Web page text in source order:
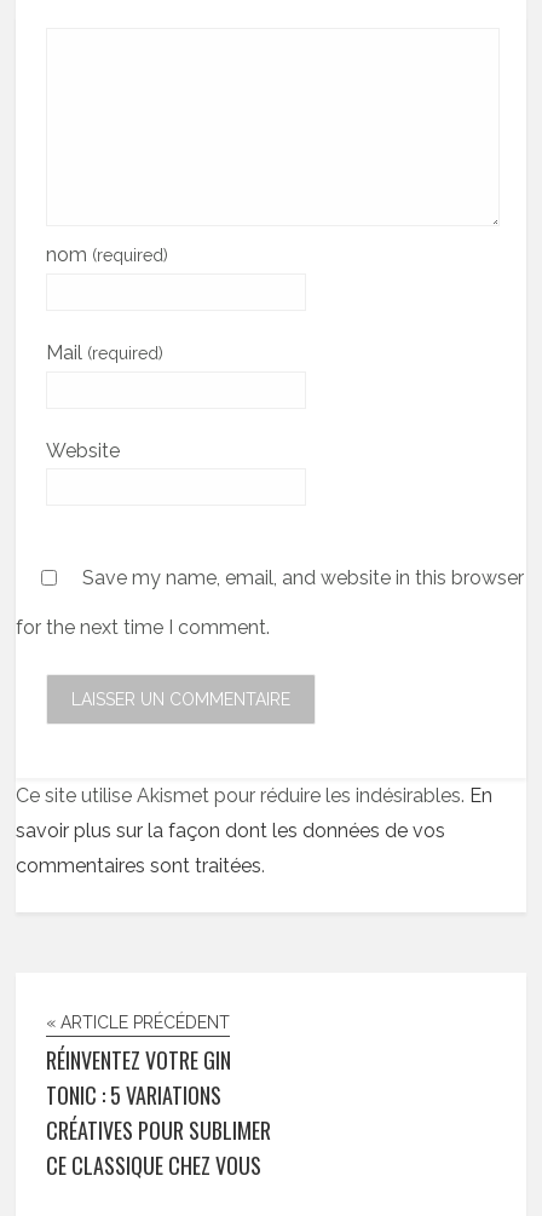
nom (required)
Mail (required)
Website
Save my name, email, and website in this browser
for the next time I comment.
Ce site utilise Akismet pour réduire les indésirables. En
savoir plus sur la façon dont les données de vos
commentaires sont traitées.
« ARTICLE PRÉCÉDENT
RÉINVENTEZ VOTRE GIN
TONIC : 5 VARIATIONS
CRÉATIVES POUR SUBLIMER
CE CLASSIQUE CHEZ VOUS